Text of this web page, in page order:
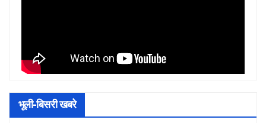
भूली-बिसरी खबरे